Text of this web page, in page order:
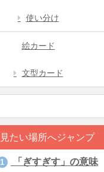
使い分け
絵カード
文型カード
見たい場所へジャンプ
1 「ぎすぎす」の意味